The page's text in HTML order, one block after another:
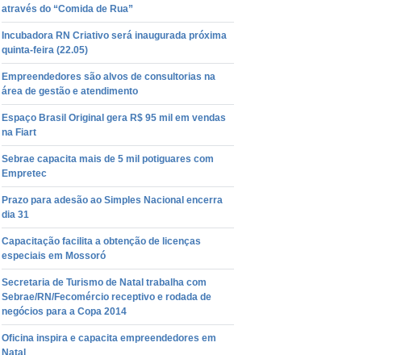
através do “Comida de Rua”
Incubadora RN Criativo será inaugurada próxima
quinta-feira (22.05)
Empreendedores são alvos de consultorias na
área de gestão e atendimento
Espaço Brasil Original gera R$ 95 mil em vendas
na Fiart
Sebrae capacita mais de 5 mil potiguares com
Empretec
Prazo para adesão ao Simples Nacional encerra
dia 31
Capacitação facilita a obtenção de licenças
especiais em Mossoró
Secretaria de Turismo de Natal trabalha com
Sebrae/RN/Fecomércio receptivo e rodada de
negócios para a Copa 2014
Oficina inspira e capacita empreendedores em
Natal